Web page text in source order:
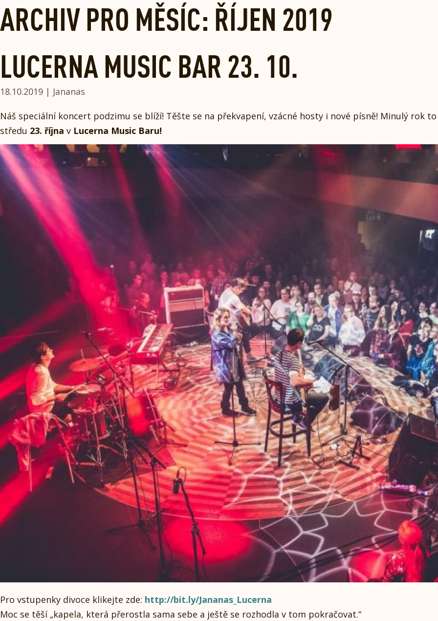
Skip
to
content
ARCHIV PRO MĚSÍC: ŘÍJEN 2019
LUCERNA MUSIC BAR 23. 10.
18.10.2019 | Jananas
Náš speciální koncert podzimu se blíží! Těšte se na překvapení, vzácné hosty i nové písně! Minulý rok
středu 23. října v Lucerna Music Baru!
Pro vstupenky divoce klikejte zde: http://bit.ly/Jananas_Lucerna
Moc se těší „kapela, která přerostla sama sebe a ještě se rozhodla v tom pokračovat.“